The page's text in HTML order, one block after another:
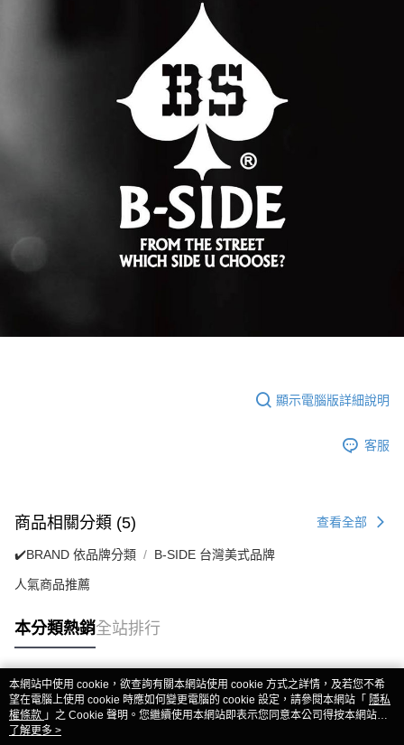
顯示電腦版詳細說明
客服
商品相關分類 (5) 查看全部
✔️BRAND 依品牌分類 B-SIDE 台灣美式品牌
人氣商品推薦
本分類熱銷全站排行
熱門標籤
本網站中使用 cookie，欲查詢有關本網站使用 cookie 方式之詳情，及若您不希
望在電腦上使用 cookie 時應如何變更電腦的 cookie 設定，請參閱本網站「 隱私
權條款 」之 Cookie 聲明。您繼續使用本網站即表示您同意本公司得按本網站使
用條款之 Cookie 聲明使用 cookie。
了解更多 >